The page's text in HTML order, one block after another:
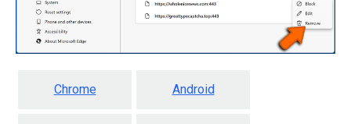
Chrome Android